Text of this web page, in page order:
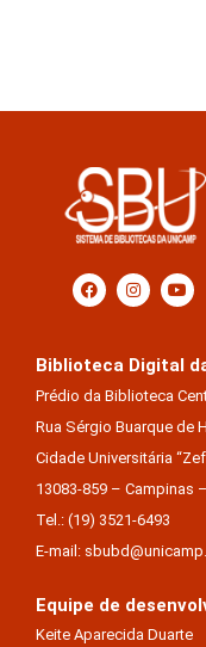
Biblioteca Digital
Prédio da Biblioteca
Rua Sérgio Buarque de
Cidade Universitária
13083-859 – Campinas
Tel.: (19) 3521-6493
E-mail:
Equipe de
Keite Aparecida Duarte